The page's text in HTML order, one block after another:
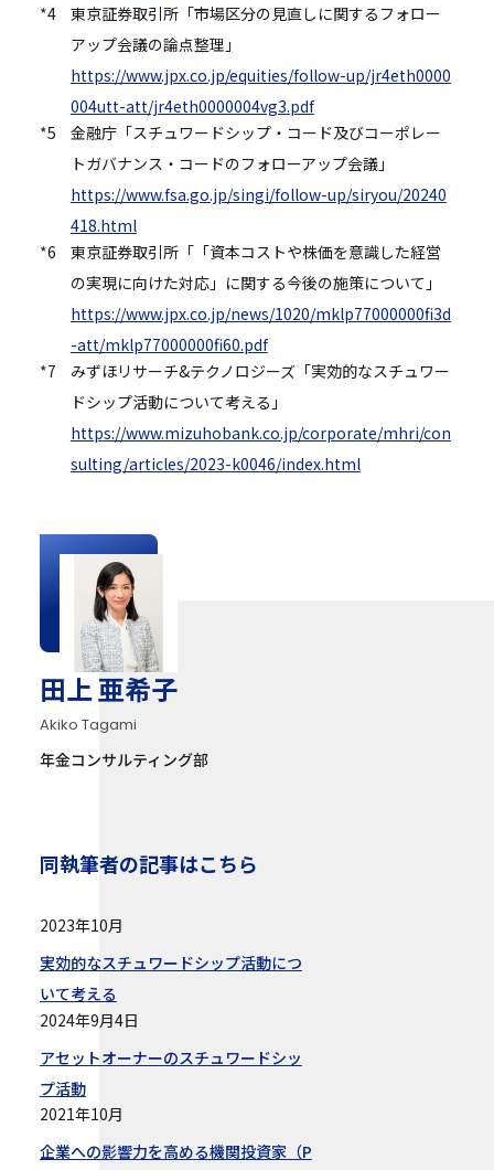
*4
東京証券取引所「市場区分の見直しに関するフォロー
アップ会議の論点整理」
https://www.jpx.co.jp/equities/follow-up/jr4eth0000
004utt-att/jr4eth0000004vg3.pdf
*5
金融庁「スチュワードシップ・コード及びコーポレー
トガバナンス・コードのフォローアップ会議」
https://www.fsa.go.jp/singi/follow-up/siryou/20240
418.html
*6
東京証券取引所「「資本コストや株価を意識した経営
の実現に向けた対応」に関する今後の施策について」
https://www.jpx.co.jp/news/1020/mklp77000000fi3d
-att/mklp77000000fi60.pdf
*7
みずほリサーチ&テクノロジーズ「実効的なスチュワー
ドシップ活動について考える」
https://www.mizuhobank.co.jp/corporate/mhri/con
sulting/articles/2023-k0046/index.html
田上 亜希子
Akiko Tagami
年金コンサルティング部
同執筆者の記事はこちら
2023年10月
実効的なスチュワードシップ活動につ
いて考える
2024年9月4日
アセットオーナーのスチュワードシッ
プ活動
2021年10月
企業への影響力を高める機関投資家（P